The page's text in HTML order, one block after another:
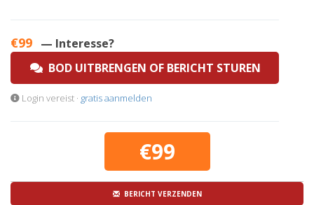
€99 — Interesse?
BOD UITBRENGEN OF BERICHT STUREN
Login vereist · gratis aanmelden
€99
BERICHT VERZENDEN